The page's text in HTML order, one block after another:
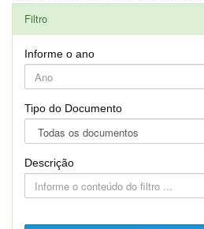
Filtro
Informe o ano
Tipo do Documento
Descrição